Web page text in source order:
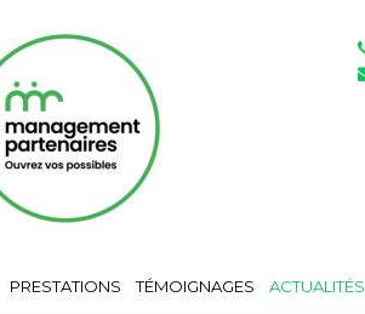
PRESTATIONS TÉMOIGNAGES ACTUALITÉS